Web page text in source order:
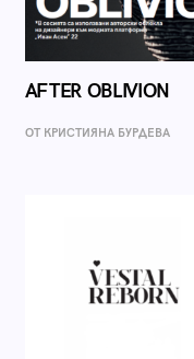
AFTER OBLIVION
ОТ КРИСТИЯНА БУРДЕВА